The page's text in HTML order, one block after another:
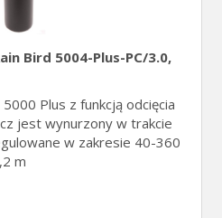
Bird 5004-Plus-PC/3.0,
Plus z funkcją odcięcia
jest wynurzony w trakcie
w zakresie 40-360
m